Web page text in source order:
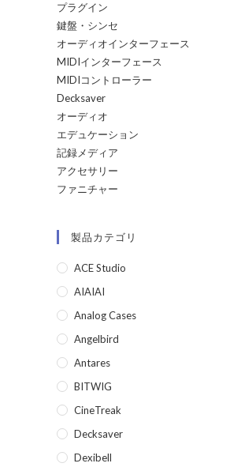
プラグイン
鍵盤・シンセ
オーディオインターフェース
MIDIインターフェース
MIDIコントローラー
Decksaver
オーディオ
エデュケーション
記録メディア
アクセサリー
ファニチャー
製品カテゴリ
ACE Studio
AIAIAI
Analog Cases
Angelbird
Antares
BITWIG
CineTreak
Decksaver
Dexibell